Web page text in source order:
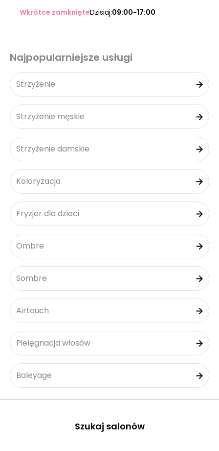
Wkrótce zamknięteDzisiaj:09:00-17:00
Najpopularniejsze usługi
Strzyżenie
Strzyżenie męskie
Strzyżenie damskie
Koloryzacja
Fryzjer dla dzieci
Ombre
Sombre
Airtouch
Pielęgnacja włosów
Baleyage
Szukaj salonów